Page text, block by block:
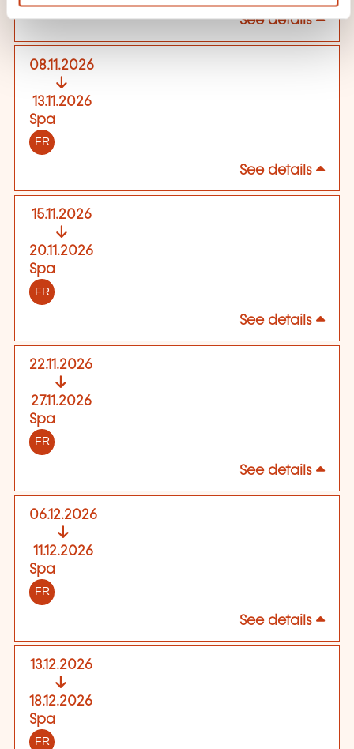
See details
08.11.2026
13.11.2026
Spa
FR
See details
15.11.2026
20.11.2026
Spa
FR
See details
22.11.2026
27.11.2026
Spa
FR
See details
06.12.2026
11.12.2026
Spa
FR
See details
13.12.2026
18.12.2026
Spa
FR